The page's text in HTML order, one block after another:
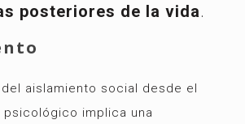
posteriores de la vida.
aislamiento social desde el
implica una